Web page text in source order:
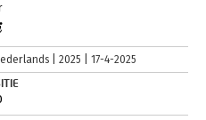
2025 17-4-2025